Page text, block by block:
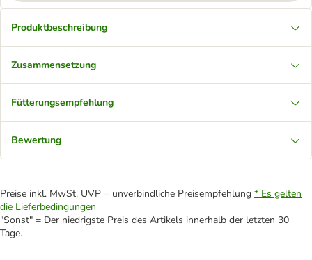
Produktbeschreibung
Zusammensetzung
Fütterungsempfehlung
Bewertung
Preise inkl. MwSt. UVP = unverbindliche Preisempfehlung * Es gelten
die Lieferbedingungen
"Sonst" = Der niedrigste Preis des Artikels innerhalb der letzten 30
Tage.